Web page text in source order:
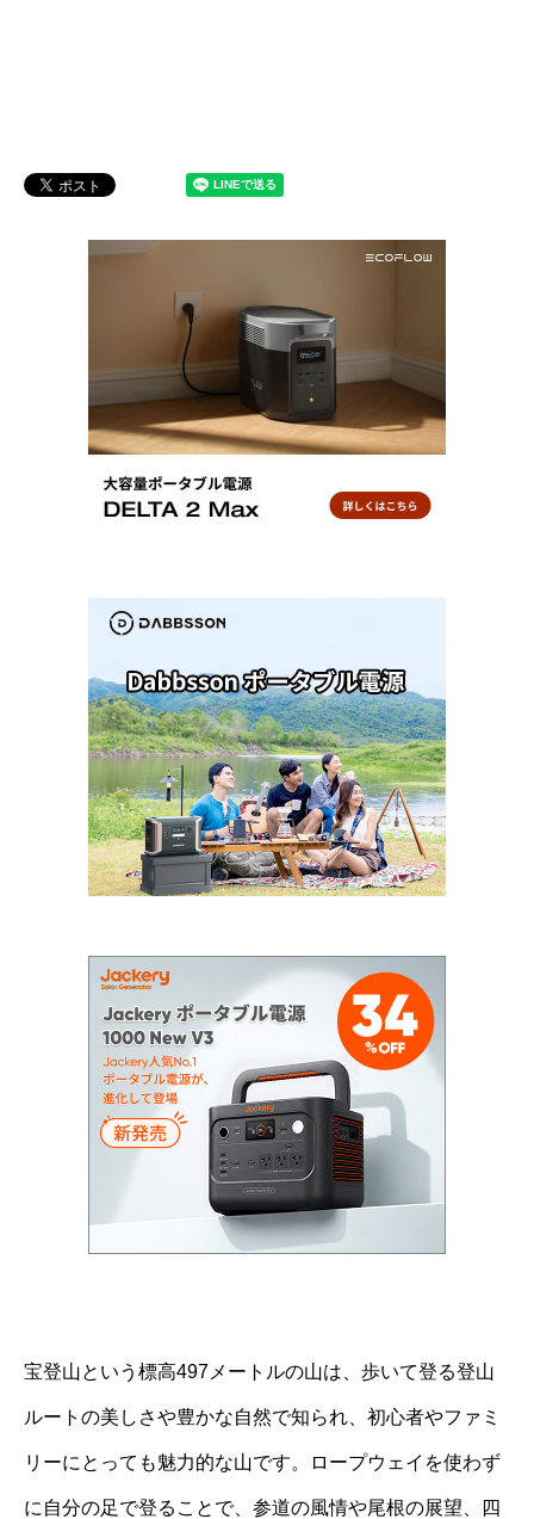
宝登山という標高497メートルの山は、歩いて登る登山
ルートの美しさや豊かな自然で知られ、初心者やファミ
リーにとっても魅力的な山です。ロープウェイを使わず
に自分の足で登ることで、参道の風情や尾根の展望、四